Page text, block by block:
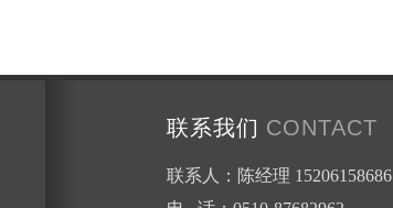
联系我们 CONTACT
联系人：陈经理 15206158686